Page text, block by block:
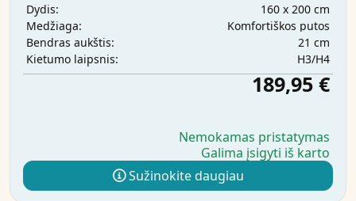
Dydis:
160 x 200 cm
Medžiaga:
Komfortiškos putos
Bendras aukštis:
21 cm
Kietumo laipsnis:
H3/H4
189,95 €
Nemokamas pristatymas
Galima įsigyti iš karto
Sužinokite daugiau